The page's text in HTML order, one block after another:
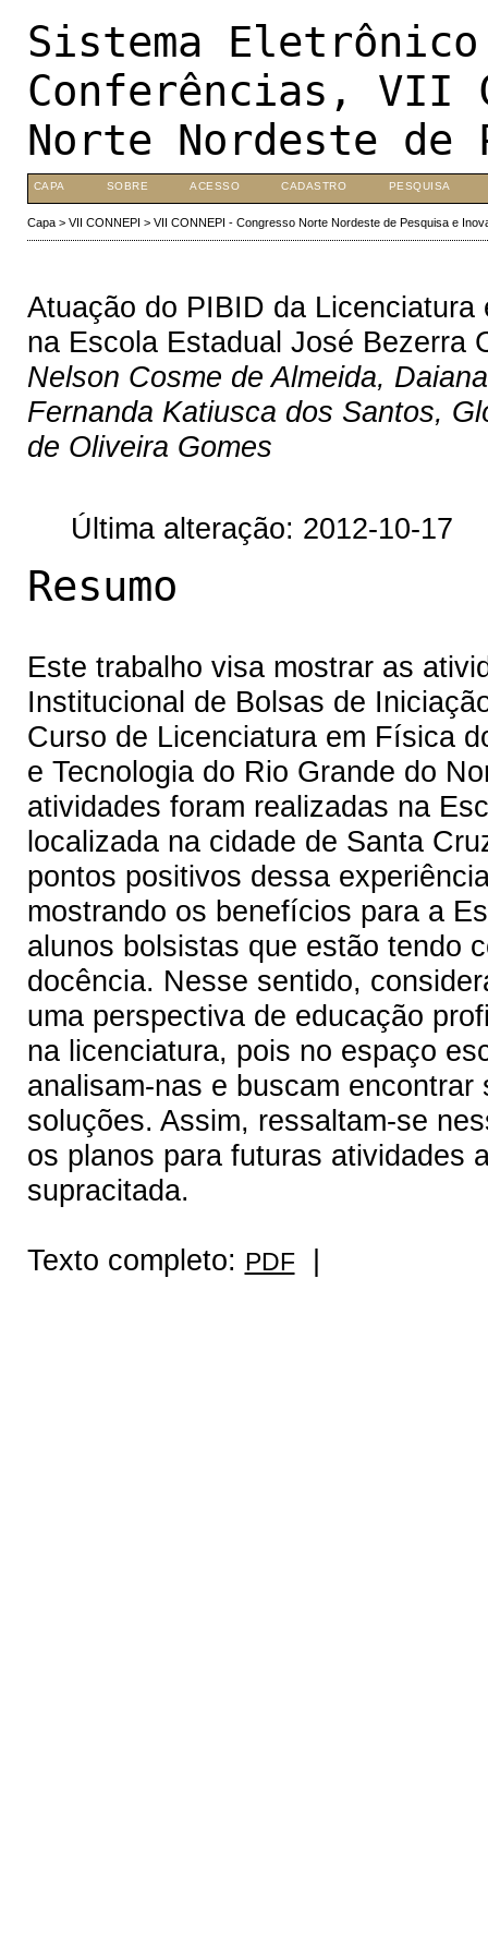
Sistema
Conferências, VII
Norte Nordeste de
CAPA SOBRE ACESSO CADASTRO PESQUISA
Capa> VII CONNEPI > VII CONNEPI - Congresso Norte Nordeste de Pesquisa e
Atuação do PIBID da
na Escola Estadual José Bezerra
Nelson Cosme de Almeida,
Fernanda Katiusca dos Santos,
de Oliveira Gomes
Última alteração: 2012-10-17
Resumo
Este trabalho visa mostrar as
Institucional de Bolsas de
Curso de Licenciatura em Física
e Tecnologia do Rio Grande do
atividades foram realizadas na
localizada na cidade de Santa
pontos positivos dessa
mostrando os benefícios para a
alunos bolsistas que estão tendo
docência. Nesse sentido,
uma perspectiva de educação
na licenciatura, pois no espaço
analisam-nas e buscam
soluções. Assim, ressaltam-se
os planos para futuras atividades
supracitada.
Texto completo: PDF|